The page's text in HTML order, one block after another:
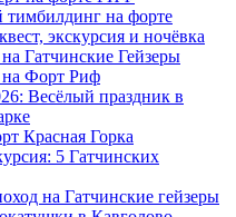
на форте
экскурсия и ночёвка
Гатчинские Гейзеры
Форт Риф
Весёлый праздник в
Красная Горка
5 Гатчинских
на Гатчинские гейзеры